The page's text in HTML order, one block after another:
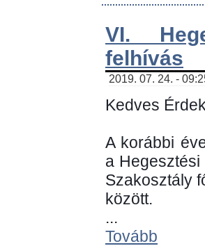
VI.
felhívás
2019. 07. 24. -
Kedves
A korábbi
a
Szakosztály
között.
...
Tovább